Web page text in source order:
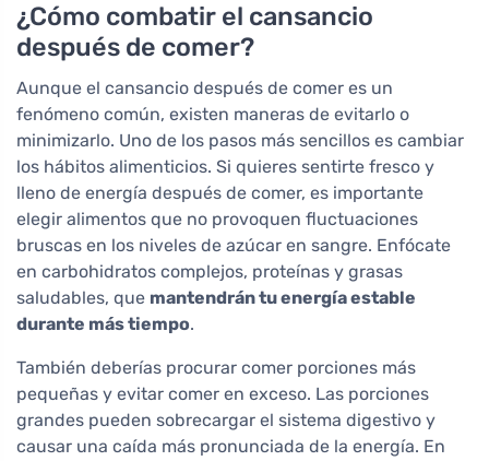
¿Cómo combatir el cansancio
después de comer?
Aunque el cansancio después de comer es un
fenómeno común, existen maneras de evitarlo o
minimizarlo. Uno de los pasos más sencillos es cambiar
los hábitos alimenticios. Si quieres sentirte fresco y
lleno de energía después de comer, es importante
elegir alimentos que no provoquen fluctuaciones
bruscas en los niveles de azúcar en sangre. Enfócate
en carbohidratos complejos, proteínas y grasas
saludables, que mantendrán tu energía estable
durante más tiempo.
También deberías procurar comer porciones más
pequeñas y evitar comer en exceso. Las porciones
grandes pueden sobrecargar el sistema digestivo y
causar una caída más pronunciada de la energía. En